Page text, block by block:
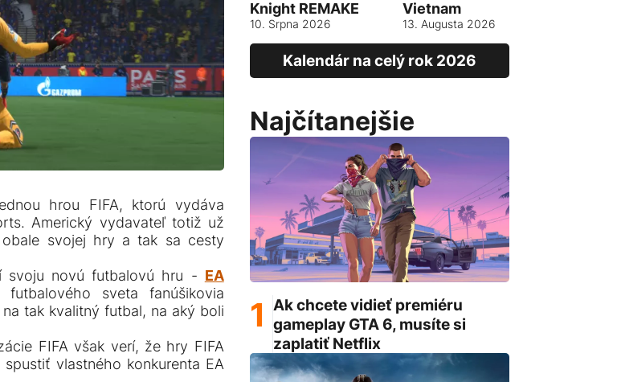
hrou FIFA, ktorú vydáva
Americký vydavateľ totiž už
svojej hry a tak sa cesty
svoju novú futbalovú hru - EA
sveta fanúšikovia
tak kvalitný futbal, na aký boli
FIFA však verí, že hry FIFA
vlastného konkurenta EA
Knight REMAKE
10. Srpna 2026
Vietnam
13. Augusta 2026
Kalendár na celý rok 2026
Najčítanejšie
Ak chcete vidieť premiéru
gameplay GTA 6, musíte si
zaplatiť Netflix